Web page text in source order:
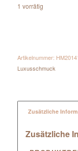
1 vorrätig
Artikelnummer:
Luxusschmuck
Zusätzliche
Zusätzliche